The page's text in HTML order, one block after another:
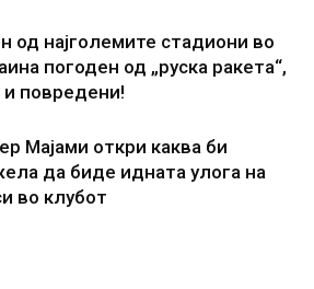
од најголемите стадиони во
погоден од „руска ракета“,
и повредени!
Мајами откри каква би
да биде идната улога на
во клубот